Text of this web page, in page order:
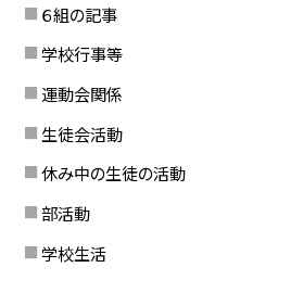
６組の記事
学校行事等
運動会関係
生徒会活動
休み中の生徒の活動
部活動
学校生活